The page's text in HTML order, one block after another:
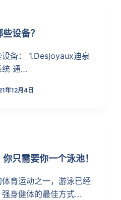
设备？
备： 1.Desjoyaux迪泉
统 通…
年12月4日
只需要你一个泳池！
育运动之一，游泳已经
身健体的最佳方式…